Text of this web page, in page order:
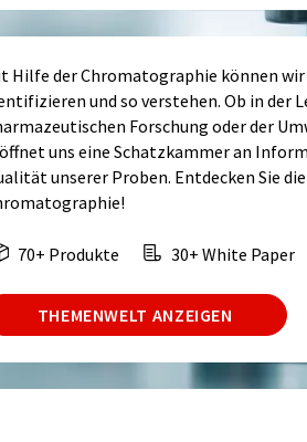
Hilfe der Chromatographie können
und so verstehen. Ob in der
Forschung oder der
uns eine Schatzkammer an
unserer Proben. Entdecken Sie
70+ Produkte 30+ White Paper
THEMENWELT ANZEIGEN